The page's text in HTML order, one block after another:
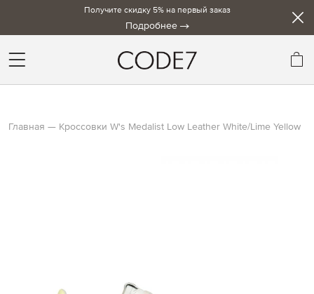
Получите скидку 5% на первый заказ
Подробнее
Главная Кроссовки W's Medalist Low Leather White/Lime Yellow